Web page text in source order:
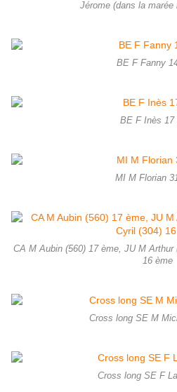
Jérome (dans la marée
BE F Fanny
BE F Inès 17
MI M Florian
CA M Aubin (560) 17 ème, JU M
16 ème
Cross long SE M
Cross long SE F